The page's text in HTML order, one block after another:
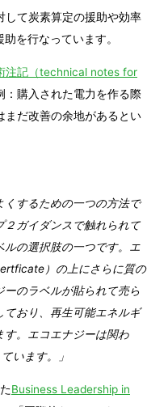
して炭素算定の援助や効率
を行なっています。
注記（technical notes for
：購入された電力を作る際
まだ改善の余地があるとい
くするための一つの方法で
２ガイダンスで触れられて
ルの選択肢の一つです。エ
）の上にさらに質の
のラベルが貼られて売ら
おり、再生可能エネルギ
す。エコエナジーは関わ
います。」
Business Leadership in